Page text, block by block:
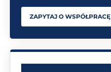
ZAPYTAJ O WSPÓŁPRACĘ